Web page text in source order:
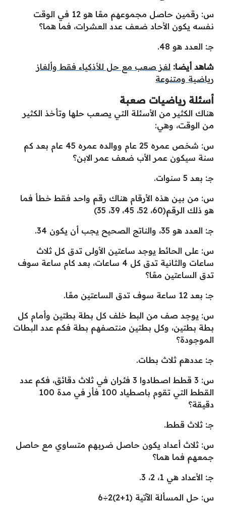
س: رقمين حاصل مجموعهم معًا هو 12 في الوقت
نفسه يكون الأحاد ضعف عدد العشرات، فما هما؟
جـ: العدد هو 48.
شاهد أيضا: لغز صعب مع حل للأذكياء فقط وألغاز
رياضية ومتنوعة
أسئلة رياضيات صعبة
هناك الكثير من الأسئلة التي يصعب حلها وتأخذ الكثير
من الوقت، وهي:
س: شخص عمره 25 عام ووالده عمره 45 عام بعد كم
سنة سيكون عمر الأب ضعف عمر الابن؟
جـ: بعد 5 سنوات.
س: من بين هذه الأرقام هناك رقم واحد فقط خطأ فما
هو ذلك الرقم(60، 52، 45، 39، 35)
جـ: العدد هو 35، والناتج الصحيح يجب أن يكون 34.
س: على الحائط يوجد ساعتين الأولى تدق كل ثلاث
ساعات والثانية تدق كل 4 ساعات، بعد كام ساعة سوف
تدق الساعتين معًا؟
جـ: بعد 12 ساعة سوف تدق الساعتين معًا.
س: يوجد صف من البط خلف كل بطة بطتين وأمام كل
بطة بطتين، وكل بطتين منتصفهم بطة فكم عدد البطات
الموجودة؟
جـ: عددهم ثلاث بطات.
س: 3 قطط اصطادوا 3 فئران في ثلاث دقائق، فكم عدد
القطط التي تقوم باصطياد 100 فأر في مدة 100
دقيقة؟
جـ: ثلاث قطط.
س: ثلاث أعداد يكون حاصل ضربهم متساوي مع حاصل
جمعهم فما هما؟
جـ: الأعداد هي 1، 2، 3.
س: حل المسألة الآتية (1+2)2÷6